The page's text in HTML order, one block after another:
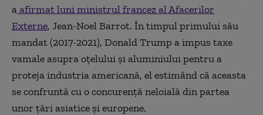
aafirmat luni ministrul francez al Afacerilor
Externe, Jean-Noel Barrot. În timpul primului său
mandat (2017-2021), Donald Trump a impus taxe
vamale asupra oţelului şi aluminiului pentru a
proteja industria americană, el estimând că aceasta
se confruntă cu o concurenţă neloială din partea
unor ţări asiatice şi europene.